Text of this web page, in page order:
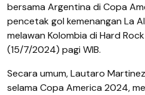
bersama Argentina di Copa
pencetak gol kemenangan La
melawan Kolombia di Hard
(15/7/2024) pagi WIB.
Secara umum, Lautaro
selama Copa America 2024,